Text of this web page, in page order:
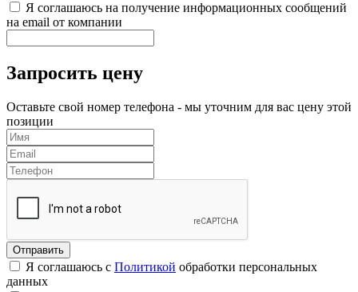
Я соглашаюсь на получение информационных сообщений
на email от компании
Запросить цену
Оставьте свой номер телефона - мы уточним для вас цену этой
позиции
Я соглашаюсь с Политикой обработки персональных
данных